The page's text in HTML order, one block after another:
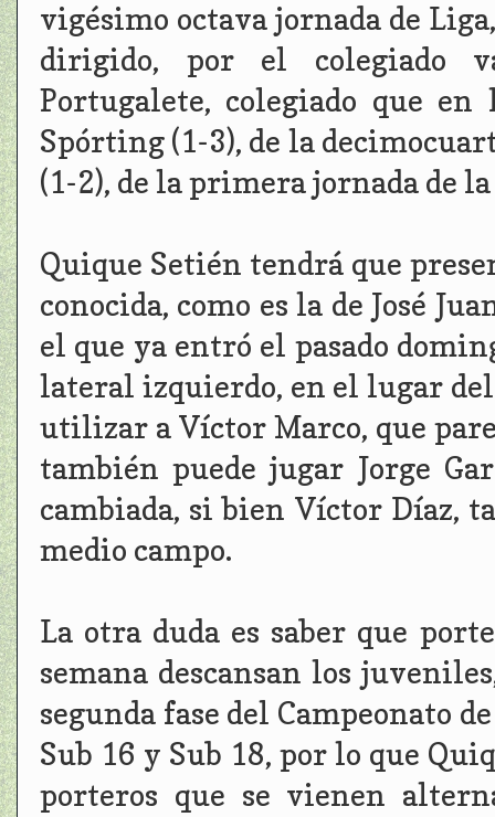
vigésimo octava jornada de
dirigido, por el colegiado
Portugalete, colegiado que
Spórting (1-3), de la
(1-2), de la primera jornada de
Quique Setién tendrá que
conocida, como es la de José
el que ya entró el pasado
lateral izquierdo, en el lugar
utilizar a Víctor Marco, que
también puede jugar Jorge
cambiada, si bien Víctor Díaz,
medio campo.
La otra duda es saber que
semana descansan los
segunda fase del Campeonato
Sub 16 y Sub 18, por lo que
porteros que se vienen